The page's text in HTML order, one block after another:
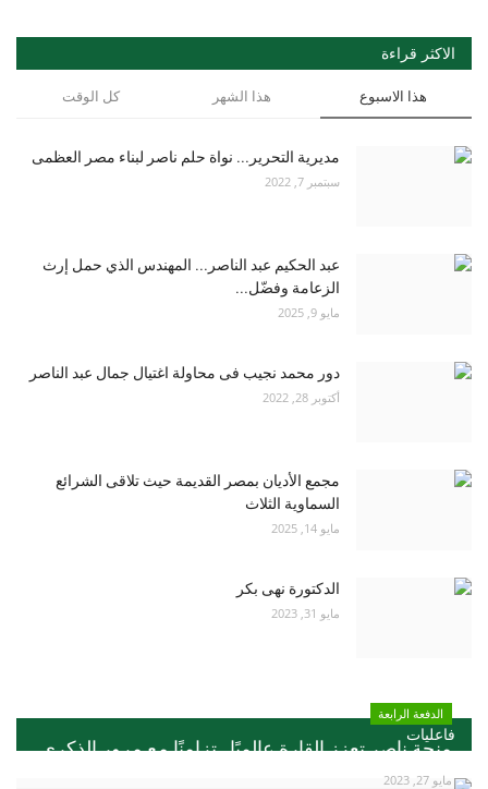
الاكثر قراءة
هذا الاسبوع هذا الشهر كل الوقت
مديرية التحرير... نواة حلم ناصر لبناء مصر العظمى
سبتمبر 7, 2022
عبد الحكيم عبد الناصر... المهندس الذي حمل إرث
الزعامة وفضّل...
مايو 9, 2025
دور محمد نجيب فى محاولة اغتيال جمال عبد الناصر
أكتوبر 28, 2022
مجمع الأديان بمصر القديمة حيث تلاقى الشرائع
السماوية الثلاث
مايو 14, 2025
الدكتورة نهى بكر
مايو 31, 2023
فاعليات
الدفعة الرابعة
منحة ناصر تعزز القارة عالميًا ..تزامنًا مع مرور الذكري...
مايو 27, 2023